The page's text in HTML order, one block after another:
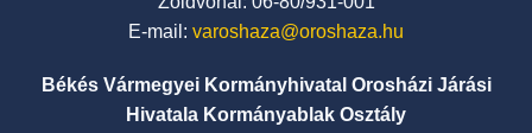
E-mail: varoshaza@oroshaza.hu
Békés Vármegyei Kormányhivatal Orosházi Járási
Hivatala Kormányablak Osztály